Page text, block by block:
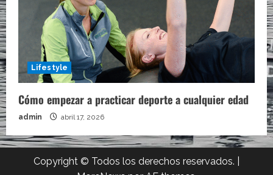
Lifestyle
Cómo empezar a practicar deporte a cualquier edad
admin abril 17, 2026
Copyright © Todos los derechos reservados.